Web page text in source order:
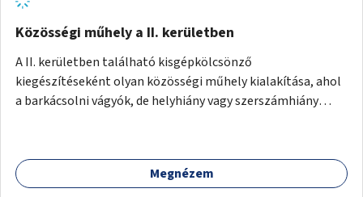
Közösségi műhely a II. kerületben
A II. kerületben található kisgépkölcsönző
kiegészítéseként olyan közösségi műhely kialakítása, ahol
a barkácsolni vágyók, de helyhiány vagy szerszámhiány
Megnézem